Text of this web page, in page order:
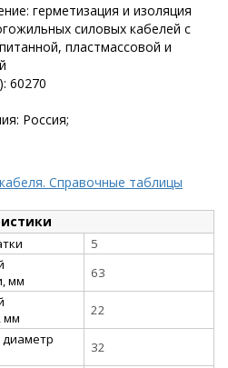
герметизация и изоляция
силовых кабелей с
пластмассовой и
60270
Россия;
Справочные таблицы
5
мм
63
мм
22
32